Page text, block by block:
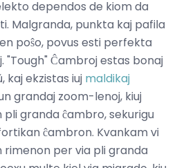
dependos de kiom da
Malgranda, punkta kaj pafila
poŝo, povus esti perfekta
"Tough" Ĉambroj estas bonaj
kaj ekzistas iuj maldikaj
grandaj zoom-lenoj, kiuj
pli granda ĉambro, sekurigu
ĉambron. Kvankam vi
per via pli granda